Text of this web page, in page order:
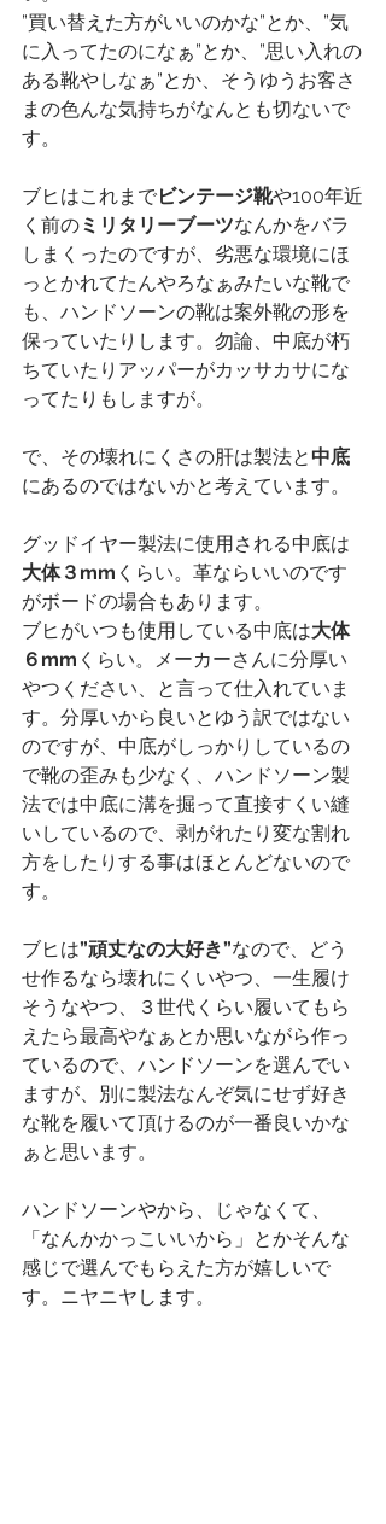
”買い替えた方がいいのかな”とか、”気
に入ってたのになぁ”とか、”思い入れの
ある靴やしなぁ”とか、そうゆうお客さ
まの色んな気持ちがなんとも切ないで
す。
ブヒはこれまでビンテージ靴や100年近
く前のミリタリーブーツなんかをバラ
しまくったのですが、劣悪な環境にほ
っとかれてたんやろなぁみたいな靴で
も、ハンドソーンの靴は案外靴の形を
保っていたりします。勿論、中底が朽
ちていたりアッパーがカッサカサにな
ってたりもしますが。
で、その壊れにくさの肝は製法と 中底
にあるのではないかと考えています。
グッドイヤー製法に使用される中底は
大体３mm くらい。革ならいいのです
がボードの場合もあります。
ブヒがいつも使用している中底は大体
６mm くらい。メーカーさんに分厚い
やつください、と言って仕入れていま
す。分厚いから良いとゆう訳ではない
のですが、中底がしっかりしているの
で靴の歪みも少なく、ハンドソーン製
法では中底に溝を掘って直接すくい縫
いしているので、剥がれたり変な割れ
方をしたりする事はほとんどないので
す。
ブヒは”頑丈なの大好き”なので、どう
せ作るなら壊れにくいやつ、一生履け
そうなやつ、３世代くらい履いてもら
えたら最高やなぁとか思いながら作っ
ているので、ハンドソーンを選んでい
ますが、別に製法なんぞ気にせず好き
な靴を履いて頂けるのが一番良いかな
ぁと思います。
ハンドソーンやから、じゃなくて、
「なんかかっこいいから」とかそんな
感じで選んでもらえた方が嬉しいで
す。ニヤニヤします。